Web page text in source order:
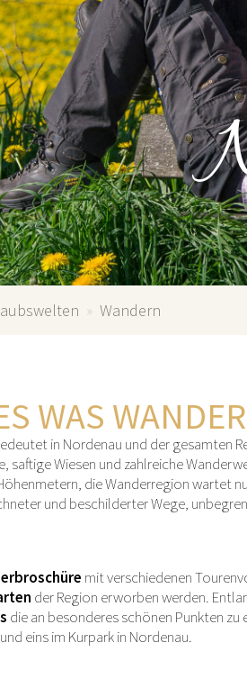
Wandern
WAS
in Nordenau und der gesamten
saftige Wiesen und zahlreiche
die Wanderregion wartet
und beschilderter Wege,
mit verschiedenen
der Region erworben werden.
die an besonderes schönen Punkten
eins im Kurpark in Nordenau.